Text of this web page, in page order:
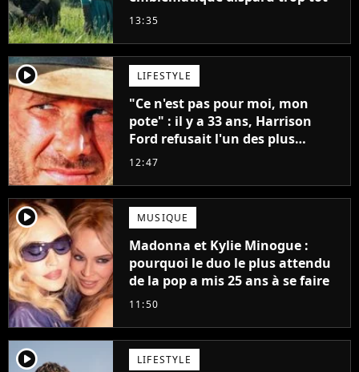
13:35
player2 LIFESTYLE
"Ce n'est pas pour moi, mon
pote" : il y a 33 ans, Harrison
Ford refusait l'un des plus
grands succès de tous les temps
12:47
player2 MUSIQUE
Madonna et Kylie Minogue :
pourquoi le duo le plus attendu
de la pop a mis 25 ans à se faire
11:50
player2 LIFESTYLE